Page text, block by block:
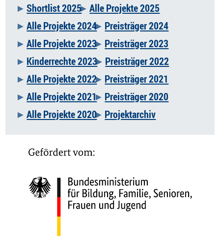
Navigation
überspringen
Shortlist 2025 Alle Projekte 2025
Alle Projekte 2024
Preisträger 2024
Alle Projekte 2023
Preisträger 2023
Kinderrechte 2023
Preisträger 2022
Alle Projekte 2022
Preisträger 2021
Alle Projekte 2021
Preisträger 2020
Alle Projekte 2020
Projektarchiv